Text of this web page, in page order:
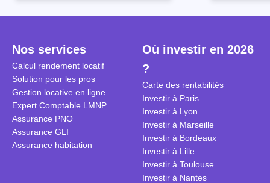
expliquons tout dans cet article.
la règle
secondes
fenêtres"
sécuriser
Nos services
Calcul rendement locatif
Solution pour les pros
Gestion locative en ligne
Expert Comptable LMNP
Assurance PNO
Assurance GLI
Assurance habitation
Où investir en 2026
?
Carte des rentabilités
Investir à Paris
Investir à Lyon
Investir à Marseille
Investir à Bordeaux
Investir à Lille
Investir à Toulouse
Investir à Nantes